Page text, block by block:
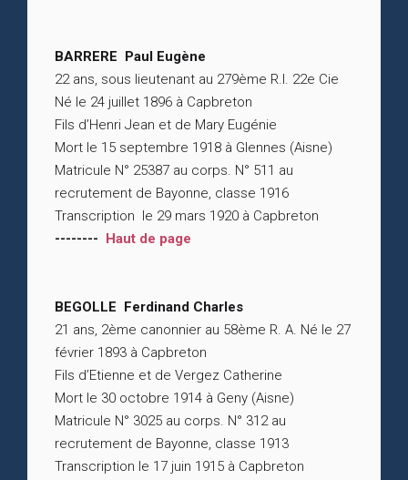
BARRERE Paul Eugène
22 ans, sous lieutenant au 279ème R.I. 22e Cie
Né le 24 juillet 1896 à Capbreton
Fils d’Henri Jean et de Mary Eugénie
Mort le 15 septembre 1918 à Glennes (Aisne)
Matricule N° 25387 au corps. N° 511 au
recrutement de Bayonne, classe 1916
Transcription le 29 mars 1920 à Capbreton
-------- Haut de page
BEGOLLE Ferdinand Charles
21 ans, 2ème canonnier au 58ème R. A. Né le 27
février 1893 à Capbreton
Fils d’Etienne et de Vergez Catherine
Mort le 30 octobre 1914 à Geny (Aisne)
Matricule N° 3025 au corps. N° 312 au
recrutement de Bayonne, classe 1913
Transcription le 17 juin 1915 à Capbreton